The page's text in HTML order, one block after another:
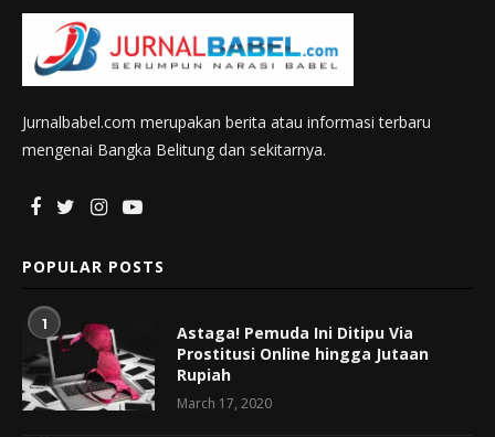
Jurnalbabel.com merupakan berita atau informasi terbaru
mengenai Bangka Belitung dan sekitarnya.
POPULAR POSTS
1
Astaga! Pemuda Ini Ditipu Via
Prostitusi Online hingga Jutaan
Rupiah
March 17, 2020